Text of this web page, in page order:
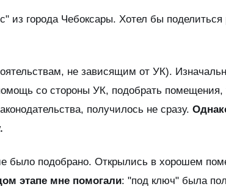
города Чебоксары. Хотел бы
не зависящим от УК).
со стороны УК, подобрать помещения,
получилось не сразу.
было подобрано. Открылись в хорошем
этапе мне помогали: "под ключ" была